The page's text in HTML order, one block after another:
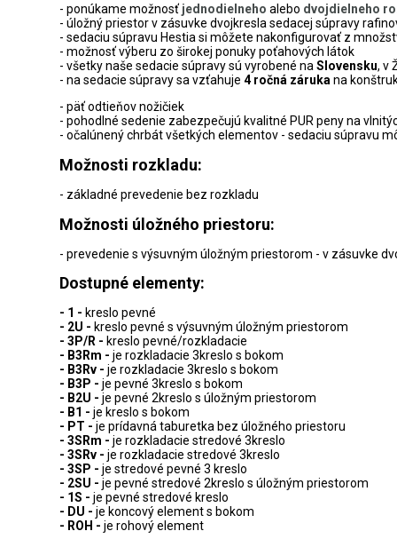
- ponúkame možnosť jednodielneho alebo dvojdielneho
- úložný priestor v zásuvke dvojkresla sedacej súpravy
- sedaciu súpravu Hestia si môžete nakonfigurovať z
- možnosť výberu zo širokej ponuky poťahových látok
- všetky naše sedacie súpravy sú vyrobené na Slovensku, v
- na sedacie súpravy sa vzťahuje 4 ročná záruka na
- päť odtieňov nožičiek
- pohodlné sedenie zabezpečujú kvalitné PUR peny na
- očalúnený chrbát všetkých elementov - sedaciu súpravu
Možnosti rozkladu:
- základné prevedenie bez rozkladu
Možnosti úložného priestoru:
- prevedenie s výsuvným úložným priestorom - v zásuvke
Dostupné elementy:
- 1 - kreslo pevné
- 2U - kreslo pevné s výsuvným úložným priestorom
- 3P/R - kreslo pevné/rozkladacie
- B3Rm - je rozkladacie 3kreslo s bokom
- B3Rv - je rozkladacie 3kreslo s bokom
- B3P - je pevné 3kreslo s bokom
- B2U - je pevné 2kreslo s úložným priestorom
- B1 - je kreslo s bokom
- PT - je prídavná taburetka bez úložného priestoru
- 3SRm - je rozkladacie stredové 3kreslo
- 3SRv - je rozkladacie stredové 3kreslo
- 3SP - je stredové pevné 3 kreslo
- 2SU - je pevné stredové 2kreslo s úložným priestorom
- 1S - je pevné stredové kreslo
- DU - je koncový element s bokom
- ROH - je rohový element